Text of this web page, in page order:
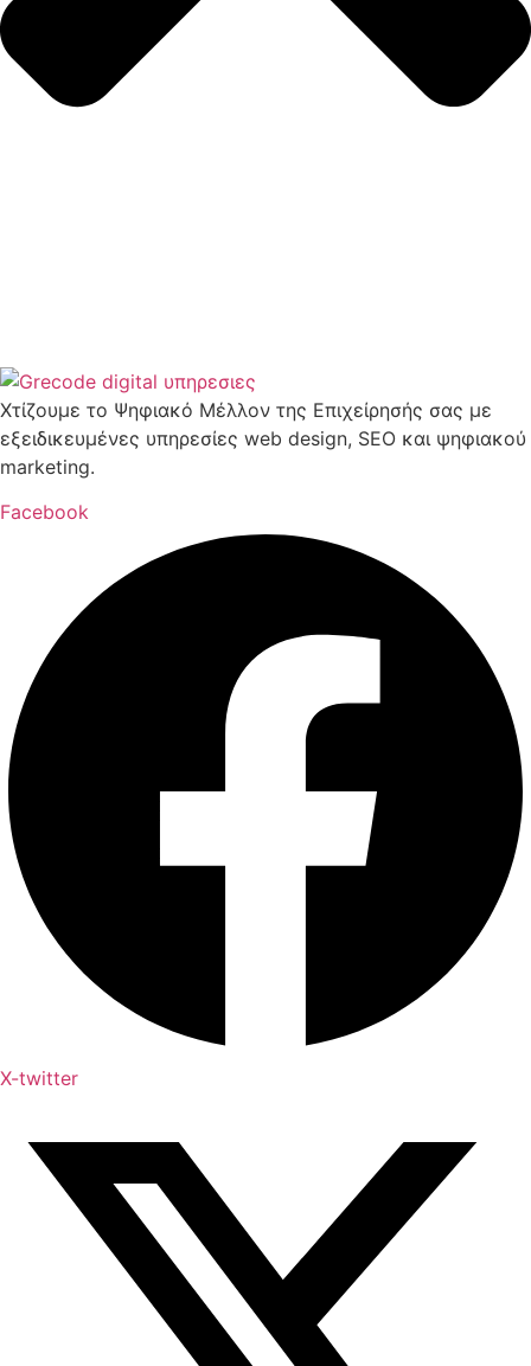
Χτίζουμε το Ψηφιακό Μέλλον της Επιχείρησής σας με
εξειδικευμένες υπηρεσίες web design, SEO και ψηφιακού
marketing.
Facebook
X-twitter